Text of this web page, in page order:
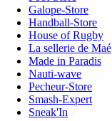
Galope-Store
Handball-Store
House of Rugby
La sellerie de Maé
Made in Paradis
Nauti-wave
Pecheur-Store
Smash-Expert
Sneak'In